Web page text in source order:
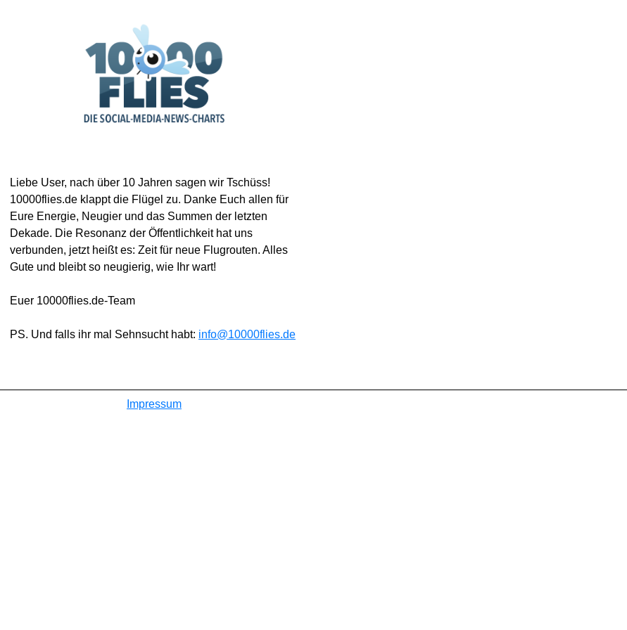
Liebe User, nach über 10 Jahren sagen wir Tschüss!
10000flies.de klappt die Flügel zu. Danke Euch allen für
Eure Energie, Neugier und das Summen der letzten
Dekade. Die Resonanz der Öffentlichkeit hat uns
verbunden, jetzt heißt es: Zeit für neue Flugrouten. Alles
Gute und bleibt so neugierig, wie Ihr wart!
Euer 10000flies.de-Team
PS. Und falls ihr mal Sehnsucht habt: info@10000flies.de
Impressum